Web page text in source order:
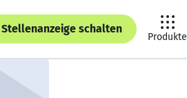
Stellenanzeige schalten
Produkte